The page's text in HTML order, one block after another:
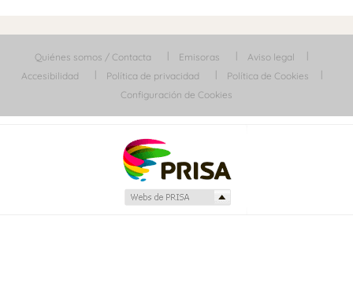
Quiénes somos / Contacta Emisoras
Aviso legal
Accesibilidad
Política de privacidad
Política de Cookies
Configuración de Cookies